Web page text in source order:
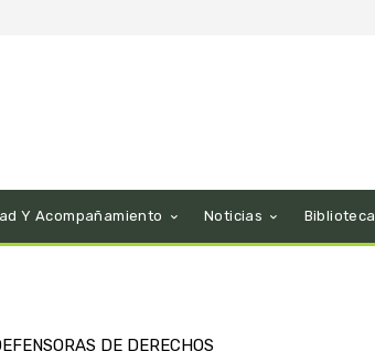
Y Acompañamiento Noticias Biblioteca
DE DERECHOS